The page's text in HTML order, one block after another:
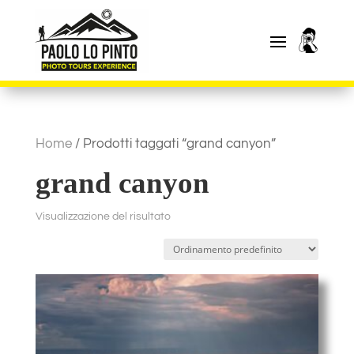
Home/ Prodotti taggati “grand canyon”
grand canyon
Visualizzazione del risultato